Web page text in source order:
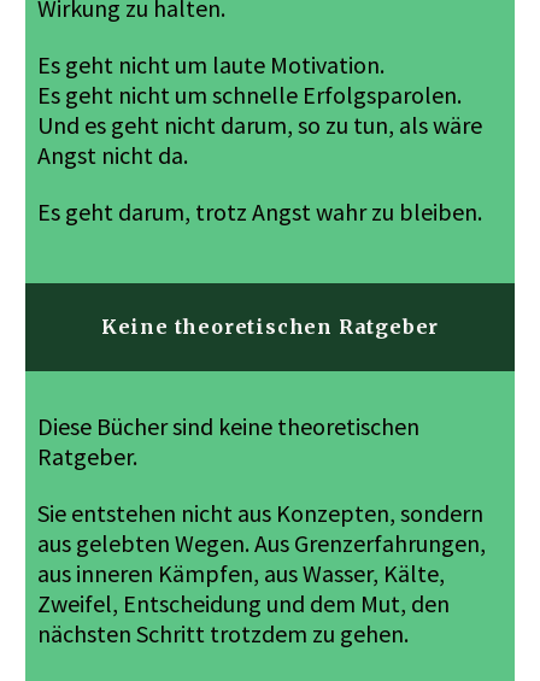
Wirkung zu halten.
Es geht nicht um laute Motivation.
Es geht nicht um schnelle Erfolgsparolen.
Und es geht nicht darum, so zu tun, als wäre
Angst nicht da.
Es geht darum, trotz Angst wahr zu bleiben.
Keine theoretischen Ratgeber
Diese Bücher sind keine theoretischen
Ratgeber.
Sie entstehen nicht aus Konzepten, sondern
aus gelebten Wegen. Aus Grenzerfahrungen,
aus inneren Kämpfen, aus Wasser, Kälte,
Zweifel, Entscheidung und dem Mut, den
nächsten Schritt trotzdem zu gehen.